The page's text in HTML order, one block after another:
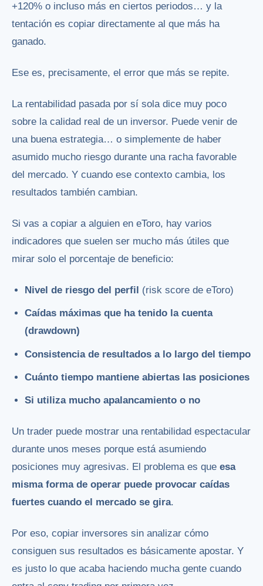
+120% o incluso más en ciertos periodos… y la
tentación es copiar directamente al que más ha
ganado.
Ese es, precisamente, el error que más se repite.
La rentabilidad pasada por sí sola dice muy poco
sobre la calidad real de un inversor. Puede venir de
una buena estrategia… o simplemente de haber
asumido mucho riesgo durante una racha favorable
del mercado. Y cuando ese contexto cambia, los
resultados también cambian.
Si vas a copiar a alguien en eToro, hay varios
indicadores que suelen ser mucho más útiles que
mirar solo el porcentaje de beneficio:
Nivel de riesgo del perfil (risk score de eToro)
Caídas máximas que ha tenido la cuenta
(drawdown)
Consistencia de resultados a lo largo del tiempo
Cuánto tiempo mantiene abiertas las posiciones
Si utiliza mucho apalancamiento o no
Un trader puede mostrar una rentabilidad espectacular
durante unos meses porque está asumiendo
posiciones muy agresivas. El problema es que esa
misma forma de operar puede provocar caídas
fuertes cuando el mercado se gira.
Por eso, copiar inversores sin analizar cómo
consiguen sus resultados es básicamente apostar. Y
es justo lo que acaba haciendo mucha gente cuando